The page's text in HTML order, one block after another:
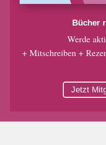
Bücher
Werde
+ Mitschreiben +
Jetzt